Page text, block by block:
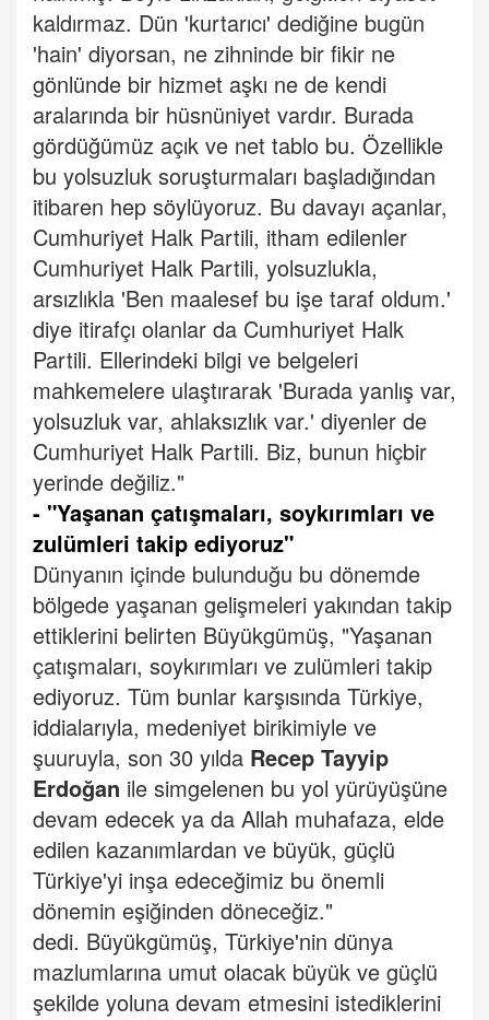
kaldırmaz. Dün 'kurtarıcı' dediğine bugün
'hain' diyorsan, ne zihninde bir fikir ne
gönlünde bir hizmet aşkı ne de kendi
aralarında bir hüsnüniyet vardır. Burada
gördüğümüz açık ve net tablo bu. Özellikle
bu yolsuzluk soruşturmaları başladığından
itibaren hep söylüyoruz. Bu davayı açanlar,
Cumhuriyet Halk Partili, itham edilenler
Cumhuriyet Halk Partili, yolsuzlukla,
arsızlıkla 'Ben maalesef bu işe taraf oldum.'
diye itirafçı olanlar da Cumhuriyet Halk
Partili. Ellerindeki bilgi ve belgeleri
mahkemelere ulaştırarak 'Burada yanlış var,
yolsuzluk var, ahlaksızlık var.' diyenler de
Cumhuriyet Halk Partili. Biz, bunun hiçbir
yerinde değiliz."
- "Yaşanan çatışmaları, soykırımları ve
zulümleri takip ediyoruz"
Dünyanın içinde bulunduğu bu dönemde
bölgede yaşanan gelişmeleri yakından takip
ettiklerini belirten Büyükgümüş, "Yaşanan
çatışmaları, soykırımları ve zulümleri takip
ediyoruz. Tüm bunlar karşısında Türkiye,
iddialarıyla, medeniyet birikimiyle ve
şuuruyla, son 30 yılda Recep Tayyip
Erdoğan ile simgelenen bu yol yürüyüşüne
devam edecek ya da Allah muhafaza, elde
edilen kazanımlardan ve büyük, güçlü
Türkiye'yi inşa edeceğimiz bu önemli
dönemin eşiğinden döneceğiz."
dedi. Büyükgümüş, Türkiye'nin dünya
mazlumlarına umut olacak büyük ve güçlü
şekilde yoluna devam etmesini istediklerini